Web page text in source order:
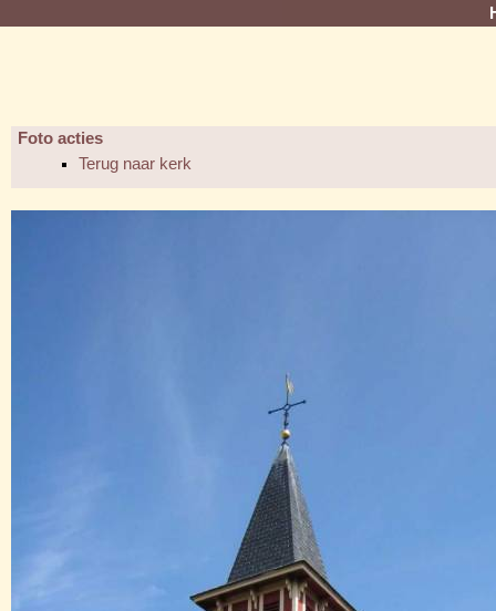
Foto acties
Terug naar kerk